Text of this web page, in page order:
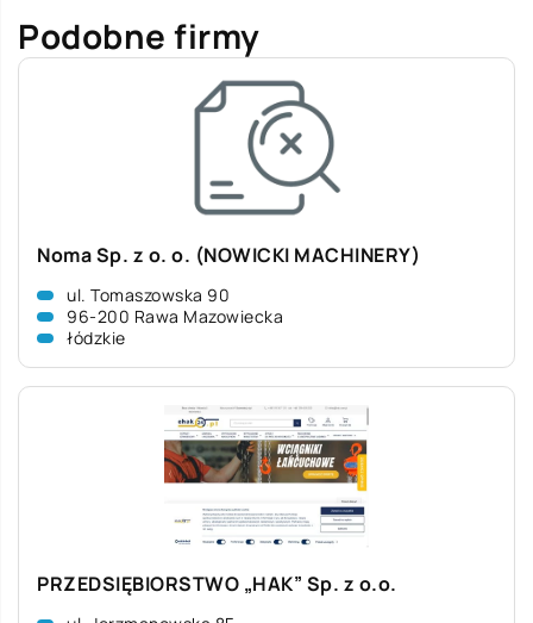
Podobne firmy
Noma Sp. z o. o. (NOWICKI MACHINERY)
ul. Tomaszowska 90
96-200 Rawa Mazowiecka
łódzkie
PRZEDSIĘBIORSTWO „HAK” Sp. z o.o.